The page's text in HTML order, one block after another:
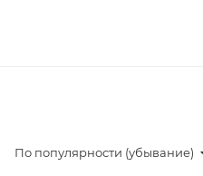
По популярности (убывание)